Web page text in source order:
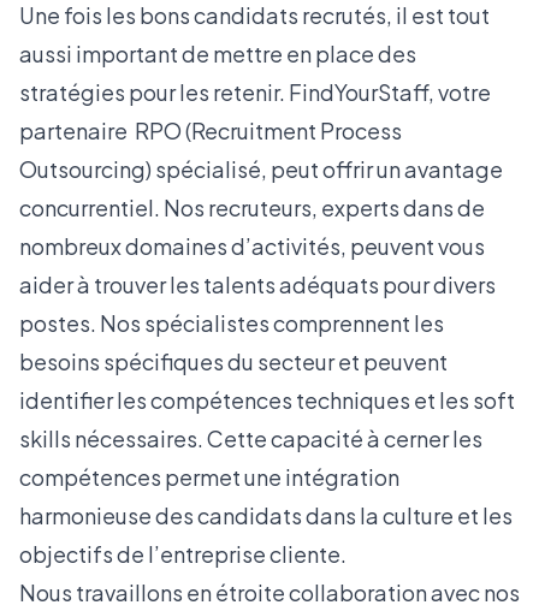
Une fois les bons candidats recrutés, il est tout
aussi important de mettre en place des
stratégies pour les retenir. FindYourStaff, votre
partenaire RPO (Recruitment Process
Outsourcing) spécialisé, peut offrir un avantage
concurrentiel. Nos recruteurs, experts dans de
nombreux domaines d’activités, peuvent vous
aider à trouver les talents adéquats pour divers
postes. Nos spécialistes comprennent les
besoins spécifiques du secteur et peuvent
identifier les compétences techniques et les soft
skills nécessaires. Cette capacité à cerner les
compétences permet une intégration
harmonieuse des candidats dans la culture et les
objectifs de l’entreprise cliente.
Nous travaillons en étroite collaboration avec nos